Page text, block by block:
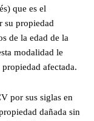
que es el
su propiedad
de la edad de la
modalidad le
afectada.
por sus siglas en
dañada sin